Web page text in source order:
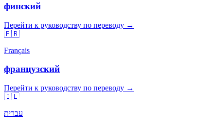
финский
Перейти к руководству по переводу →
🇫🇷
Français
французский
Перейти к руководству по переводу →
🇮🇱
עברית